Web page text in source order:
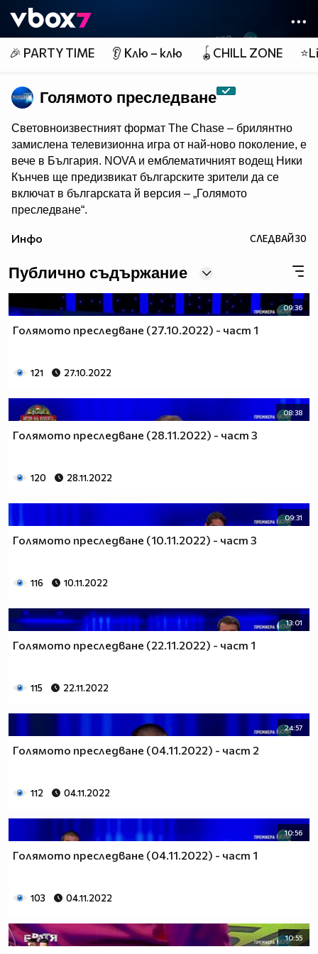
👾
🎉 PARTY TIME 👂 Клю – клю 🪀CHILL ZONE
Голямото преследване
Световноизвестният формат The Chase – брилянтно
замислена телевизионна игра от най-ново поколение, e
вече в България. NOVA и емблематичният водещ Ники
Кънчев ще предизвикат българските зрители да се
включат в българската й версия – „Голямото
преследване“.
ще бъде издигнато в култ, а Ники Кънчев ще запознае
Инфо СЛЕДВАЙ30
Публично съдържание
09:36
Голямото преследване (27.10.2022) - част 1
121 27.10.2022
08:38
Голямото преследване (28.11.2022) - част 3
120 28.11.2022
09:31
Голямото преследване (10.11.2022) - част 3
116 10.11.2022
13:01
Голямото преследване (22.11.2022) - част 1
115 22.11.2022
24:57
Голямото преследване (04.11.2022) - част 2
112 04.11.2022
10:56
Голямото преследване (04.11.2022) - част 1
103 04.11.2022
10:55